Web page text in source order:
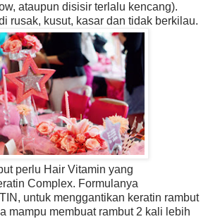
ataupun disisir terlalu kencang).
rusak, kusut, kasar dan tidak berkilau.
perlu Hair Vitamin yang
Complex. Formulanya
untuk menggantikan keratin rambut
mampu membuat rambut 2 kali lebih